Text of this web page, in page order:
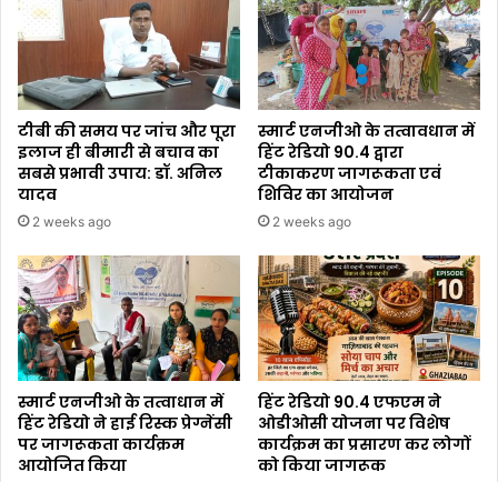
टीबी की समय पर जांच और पूरा
इलाज ही बीमारी से बचाव का
सबसे प्रभावी उपाय: डॉ. अनिल
यादव
2 weeks ago
स्मार्ट एनजीओ के तत्वावधान में
हिंट रेडियो 90.4 द्वारा
टीकाकरण जागरूकता एवं
शिविर का आयोजन
2 weeks ago
स्मार्ट एनजीओ के तत्वाधान में
हिंट रेडियो ने हाई रिस्क प्रेग्नेंसी
पर जागरूकता कार्यक्रम
आयोजित किया
हिंट रेडियो 90.4 एफएम ने
ओडीओसी योजना पर विशेष
कार्यक्रम का प्रसारण कर लोगों
को किया जागरूक